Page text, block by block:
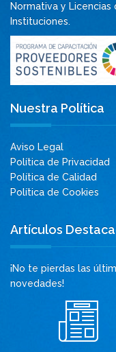
Normativa y Licencias
Instituciones.
Nuestra Política
Aviso Legal
Política de Privacidad
Política de Calidad
Política de Cookies
Artículos
¡No te pierdas las
novedades!